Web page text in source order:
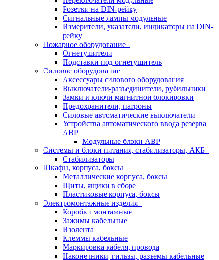
Розетки на DIN-рейку
Сигнальные лампы модульные
Измерители, указатели, индикаторы на DIN-
рейку
Пожарное оборудование
Огнетушители
Подставки под огнетушитель
Силовое оборудование
Аксессуары силового оборудования
Выключатели-разъединители, рубильники
Замки и ключи магнитной блокировки
Предохранители, патроны
Силовые автоматические выключатели
Устройства автоматического ввода резерва
АВР
Модульные блоки АВР
Системы и блоки питания, стабилизаторы, АКБ
Стабилизаторы
Шкафы, корпуса, боксы
Металлические корпуса, боксы
Щиты, ящики в сборе
Пластиковые корпуса, боксы
Электромонтажные изделия
Коробки монтажные
Зажимы кабельные
Изолента
Клеммы кабельные
Маркировка кабеля, провода
Наконечники, гильзы, разъемы кабельные